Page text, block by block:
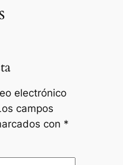
electrónico
campos
con *